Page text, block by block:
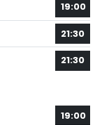
19:00
21:30
21:30
19:00